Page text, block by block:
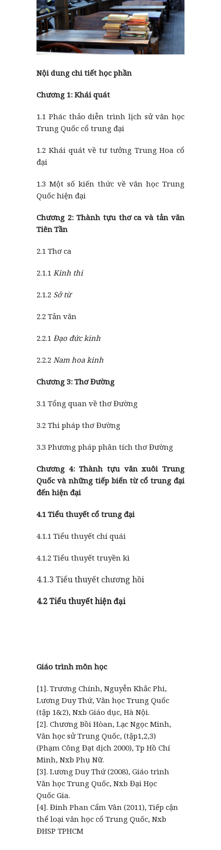
Nội dung chi tiết học phần
Chương 1: Khái quát
1.1 Phác thảo diễn trình lịch sử văn học
Trung Quốc cổ trung đại
1.2 Khái quát về tư tưởng Trung Hoa cổ
đại
1.3 Một số kiến thức về văn học Trung
Quốc hiện đại
Chương 2: Thành tựu thơ ca và tản văn
Tiên Tần
2.1 Thơ ca
2.1.1 Kinh thi
2.1.2 Sở từ
2.2 Tản văn
2.2.1 Đạo đức kinh
2.2.2 Nam hoa kinh
Chương 3: Thơ Đường
3.1 Tổng quan về thơ Đường
3.2 Thi pháp thơ Đường
3.3 Phương pháp phân tích thơ Đường
Chương 4: Thành tựu văn xuôi Trung
Quốc và những tiếp biến từ cổ trung đại
đến hiện đại
4.1 Tiểu thuyết cổ trung đại
4.1.1 Tiểu thuyết chí quái
4.1.2 Tiểu thuyết truyền kì
4.1.3 Tiểu thuyết chương hồi
4.2 Tiểu thuyết hiện đại
Giáo trình môn học
[1]. Trương Chính, Nguyễn Khắc Phi,
Lương Duy Thứ, Văn học Trung Quốc
(tập 1&2), Nxb Giáo dục, Hà Nội.
[2]. Chương Bồi Hòan, Lạc Ngọc Minh,
Văn học sử Trung Quốc, (tập1,2,3)
(Phạm Công Đạt dịch 2000), Tp Hồ Chí
Minh, Nxb Phụ Nữ.
[3]. Lương Duy Thứ (2008), Giáo trình
Văn học Trung Quốc, Nxb Đại Học
Quốc Gia.
[4]. Đinh Phan Cẩm Vân (2011), Tiếp cận
thể loại văn học cổ Trung Quốc, Nxb
ĐHSP TPHCM